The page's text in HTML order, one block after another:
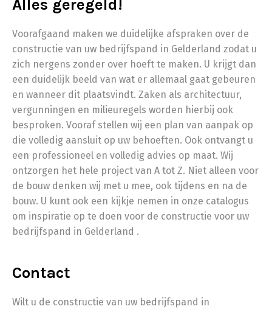
Alles geregeld!
Voorafgaand maken we duidelijke afspraken over de
constructie van uw bedrijfspand in Gelderland zodat u
zich nergens zonder over hoeft te maken. U krijgt dan
een duidelijk beeld van wat er allemaal gaat gebeuren
en wanneer dit plaatsvindt. Zaken als architectuur,
vergunningen en milieuregels worden hierbij ook
besproken. Vooraf stellen wij een plan van aanpak op
die volledig aansluit op uw behoeften. Ook ontvangt u
een professioneel en volledig advies op maat. Wij
ontzorgen het hele project van A tot Z. Niet alleen voor
de bouw denken wij met u mee, ook tijdens en na de
bouw. U kunt ook een kijkje nemen in onze catalogus
om inspiratie op te doen voor de constructie voor uw
bedrijfspand in Gelderland .
Contact
Wilt u de constructie van uw bedrijfspand in